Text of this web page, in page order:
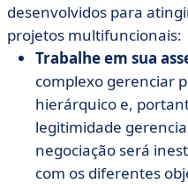
desenvolvidos para
projetos multifuncionais:
Trabalhe em sua
complexo gerenciar
hierárquico e,
legitimidade
negociação será
com os diferentes